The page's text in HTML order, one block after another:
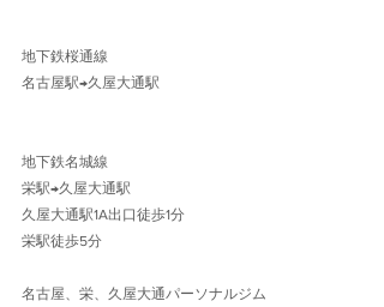
地下鉄桜通線
名古屋駅→久屋大通駅
地下鉄名城線
栄駅→久屋大通駅
久屋大通駅1A出口徒歩1分
栄駅徒歩5分
名古屋、栄、久屋大通パーソナルジム